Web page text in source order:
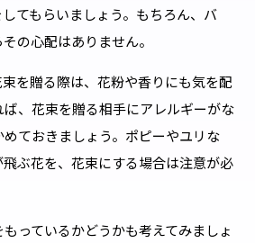
てもらいましょう。もちろん、バ
の心配はありません。
を贈る際は、花粉や香りにも気を配
、花束を贈る相手にアレルギーがな
ておきましょう。ポピーやユリな
ぶ花を、花束にする場合は注意が必
っているかどうかも考えてみましょ